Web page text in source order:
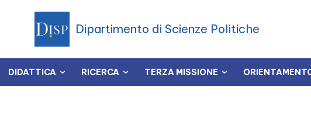
Dipartimento di Scienze Politiche
DIDATTICA RICERCA TERZA MISSIONE